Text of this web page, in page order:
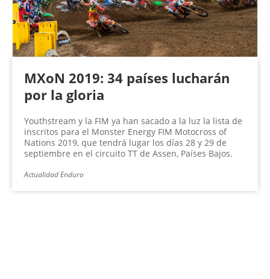
MXoN 2019: 34 países lucharán
por la gloria
Youthstream y la FIM ya han sacado a la luz la lista de
inscritos para el Monster Energy FIM Motocross of
Nations 2019, que tendrá lugar los días 28 y 29 de
septiembre en el circuito TT de Assen, Países Bajos.
Actualidad Enduro